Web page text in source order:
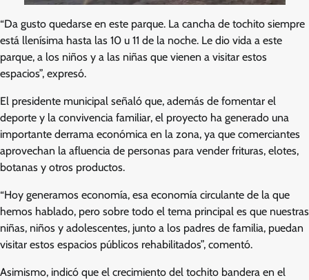
“Da gusto quedarse en este parque. La cancha de tochito siempre
está llenísima hasta las 10 u 11 de la noche. Le dio vida a este
parque, a los niños y a las niñas que vienen a visitar estos
espacios”, expresó.
El presidente municipal señaló que, además de fomentar el
deporte y la convivencia familiar, el proyecto ha generado una
importante derrama económica en la zona, ya que comerciantes
aprovechan la afluencia de personas para vender frituras, elotes,
botanas y otros productos.
“Hoy generamos economía, esa economía circulante de la que
hemos hablado, pero sobre todo el tema principal es que nuestras
niñas, niños y adolescentes, junto a los padres de familia, puedan
visitar estos espacios públicos rehabilitados”, comentó.
Asimismo, indicó que el crecimiento del tochito bandera en el